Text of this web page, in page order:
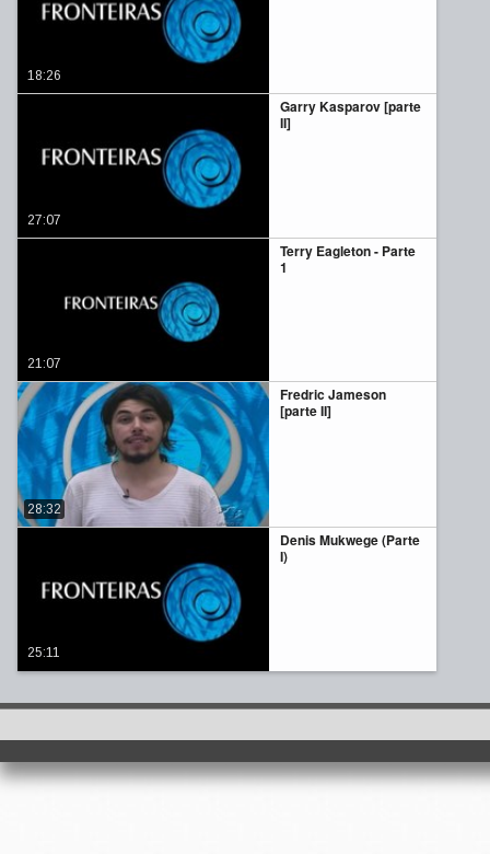
18:26
Garry Kasparov [parte
II]
27:07
Terry Eagleton - Parte
1
21:07
Fredric Jameson
[parte II]
28:32
Denis Mukwege (Parte
I)
25:11